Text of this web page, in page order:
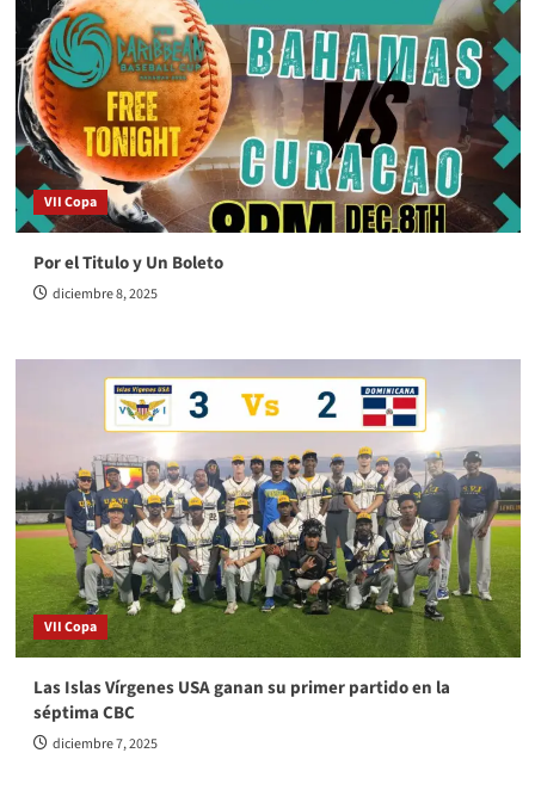
VII Copa
Por el Titulo y Un Boleto
diciembre 8, 2025
VII Copa
Las Islas Vírgenes USA ganan su primer partido en la
séptima CBC
diciembre 7, 2025